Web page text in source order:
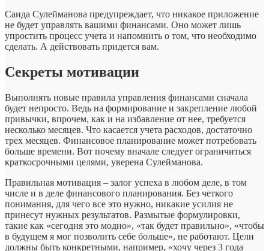
Саида Сулейманова предупреждает, что никакое приложение
не будет управлять вашими финансами. Оно может лишь
упростить процесс учета и напомнить о том, что необходимо
сделать. А действовать придется вам.
Секреты мотивации
Выполнять новые правила управления финансами сначала
будет непросто. Ведь на формирование и закрепление любой
привычки, впрочем, как и на избавление от нее, требуется
несколько месяцев. Что касается учета расходов, достаточно
трех месяцев. Финансовое планирование может потребовать
больше времени. Вот почему вначале следует ограничиться
краткосрочными целями, уверена Сулейманова.
Правильная мотивация – залог успеха в любом деле, в том
числе и в деле финансового планирования. Без четкого
понимания, для чего все это нужно, никакие усилия не
принесут нужных результатов. Размытые формулировки,
такие как «сегодня это модно», «так будет правильно», «чтобы
в будущем я мог позволить себе больше», не работают. Цели
должны быть конкретными, например, «хочу через 3 года